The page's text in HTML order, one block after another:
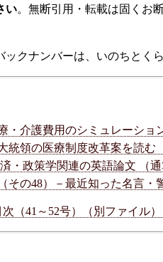
い。無断引用・転載は固くお
クナンバーは、いのちとく
・介護費用のシミュレーショ
統領の医療制度改革案を読む
・政策学関連の英語論文 （
その48）－最近知った名言・
（41～52号）（別ファイル